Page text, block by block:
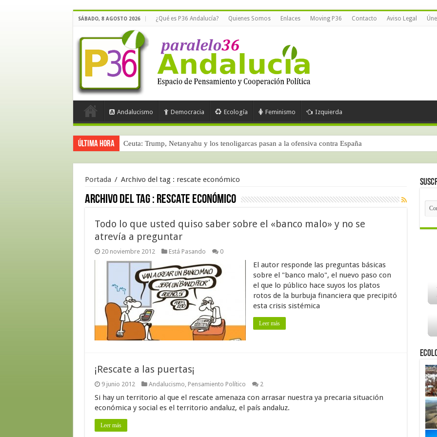
SÁBADO, 8 AGOSTO 2026 ¿Qué es P36 Andalucía? Quienes Somos Enlaces Moving P36 Contacto Aviso Legal
Andalucismo Democracia Ecología Feminismo Izquierda
Última hora Ceuta: Trump, Netanyahu y los tenoligarcas pasan a la ofensiva contra España
Portada / Archivo del tag : rescate económico
Archivo del tag : rescate económico
Todo lo que usted quiso saber sobre el «banco malo» y no se
atrevía a preguntar
20 noviembre 2012 Está Pasando 0
El autor responde las preguntas básicas
sobre el "banco malo", el nuevo paso con
el que lo público hace suyos los platos
rotos de la burbuja financiera que precipitó
esta crisis sistémica
Leer más
¡Rescate a las puertas¡
9 junio 2012 Andalucismo, Pensamiento Político 2
Si hay un territorio al que el rescate amenaza con arrasar nuestra ya precaria situación
económica y social es el territorio andaluz, el país andaluz.
Leer más